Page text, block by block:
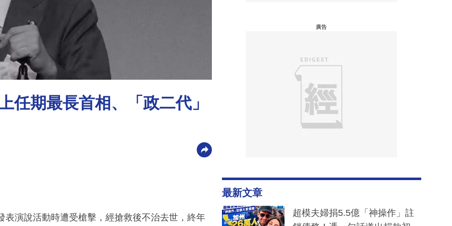
任期最長首相、「政二代」
演說活動時遭受槍擊，經搶救後不治去世，終年
廣告
最新文章
超模夫婦捐5.5億「神操作」註